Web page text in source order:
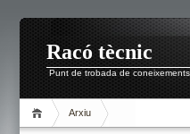
Racó tècnic
Punt de trobada de coneixements
Arxiu